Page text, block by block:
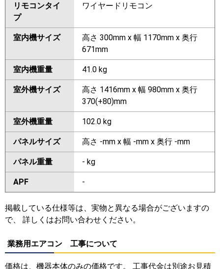
リモコンタイ
プ
ワイヤードリモコン
室内機サイズ
高さ 300mm x 幅 1170mm x 奥行
671mm
室内機重量 41.0 kg
室外機サイズ
高さ 1416mm x 幅 980mm x 奥行
370(+80)mm
室外機重量 102.0 kg
パネルサイズ 高さ -mm x 幅 -mm x 奥行 -mm
パネル重量 - kg
APF -
掲載している仕様等は、実物と異なる場合がございますの
で、 詳しくはお問い合わせください。
業務用エアコン 工事について
価格は、機器本体のみの価格です。 工事代金は別途お見積